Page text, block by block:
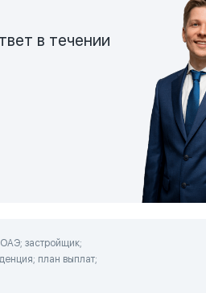
в течении
застройщик;
план выплат;